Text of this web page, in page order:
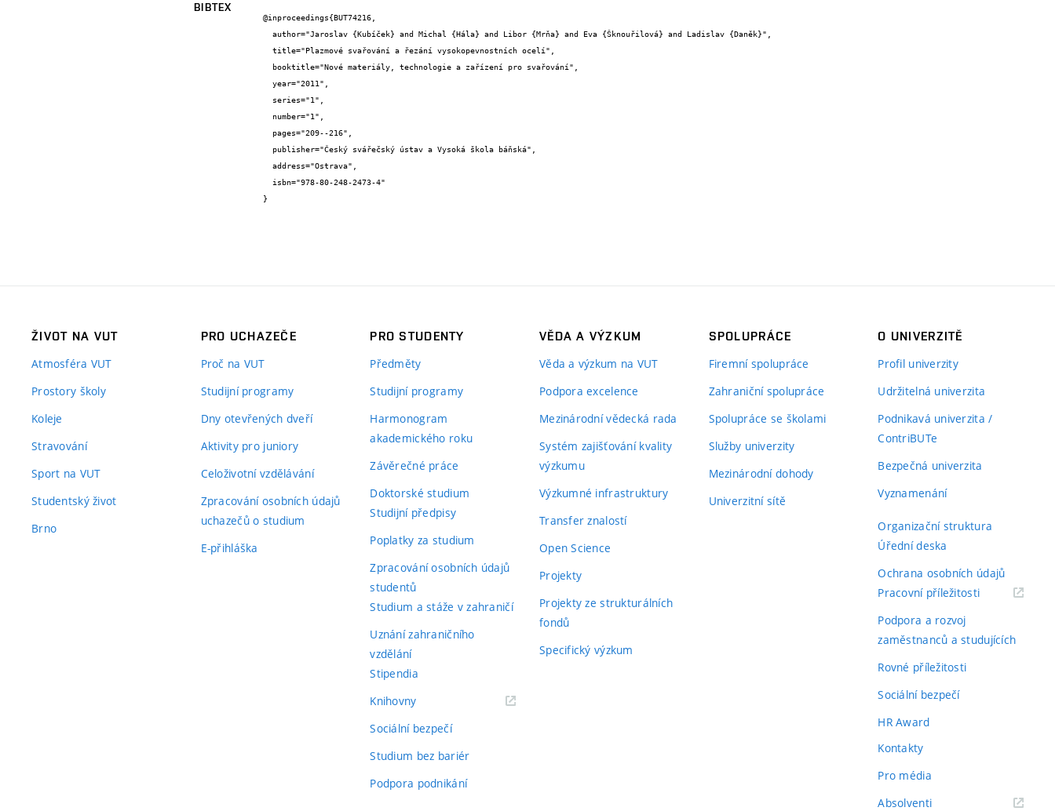
BIBTEX
@inproceedings{BUT74216,
}
ŽIVOT NA VUT
Atmosféra VUT
Prostory školy
Koleje
Stravování
Sport na VUT
Studentský život
Brno
PRO UCHAZEČE
Proč na VUT
Studijní programy
Dny otevřených dveří
Aktivity pro juniory
Celoživotní vzdělávání
Zpracování osobních údajů
uchazečů o studium
E-přihláška
PRO STUDENTY
Předměty
Studijní programy
Harmonogram
akademického roku
Závěrečné práce
Doktorské studium
Studijní předpisy
Poplatky za studium
Zpracování osobních údajů
studentů
Studium a stáže v zahraničí
Uznání zahraničního
vzdělání
Stipendia
Knihovny(externí
Sociální bezpečí
Studium bez bariér
Podpora podnikání
VĚDA A VÝZKUM
Věda a výzkum na VUT
Podpora excelence
Mezinárodní vědecká rada
Systém zajišťování kvality
výzkumu
Výzkumné infrastruktury
Transfer znalostí
Open Science
Projekty
Projekty ze strukturálních
fondů
Specifický výzkum
SPOLUPRÁCE
Firemní spolupráce
Zahraniční spolupráce
Spolupráce se školami
Služby univerzity
Mezinárodní dohody
Univerzitní sítě
O UNIVERZITĚ
Profil univerzity
Udržitelná univerzita
Podnikavá univerzita /
ContriBUTe
Bezpečná univerzita
Vyznamenání
Organizační struktura
Úřední deska
Ochrana osobních údajů
Pracovní příležitosti(externí
Podpora a rozvoj
zaměstnanců a studujících
Rovné příležitosti
Sociální bezpečí
HR Award
Kontakty
Pro média
Absolventi(externí